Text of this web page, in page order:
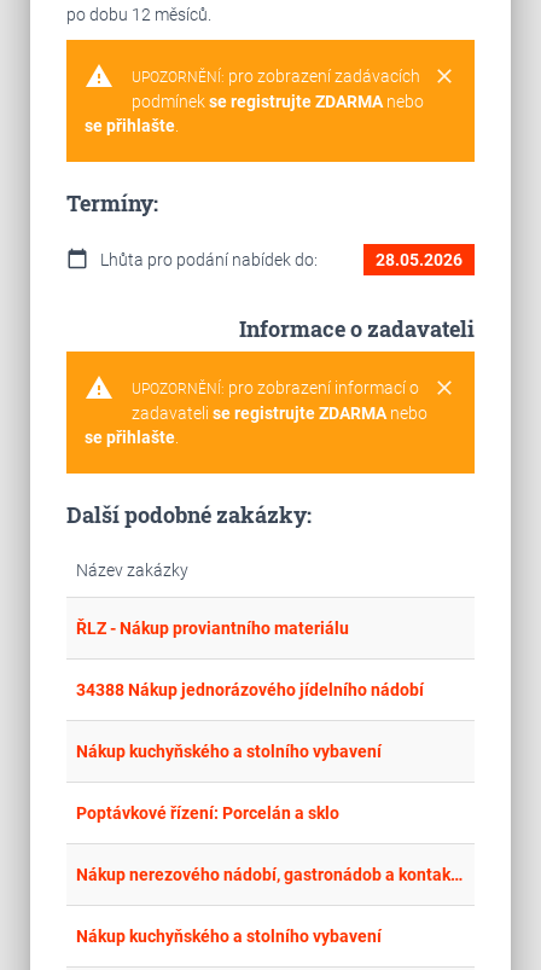
po dobu 12 měsíců.
warning clear
UPOZORNĚNÍ: pro zobrazení zadávacích
podmínekse registrujte ZDARMAnebo
se přihlašte.
Termíny:
calendar_today Lhůta pro podání nabídek do: 28.05.2026
Informace o zadavateli
warning clear
UPOZORNĚNÍ: pro zobrazení informací o
zadavateli se registrujte ZDARMAnebo
se přihlašte.
Další podobné zakázky:
Název zakázky
ŘLZ - Nákup proviantního materiálu
34388 Nákup jednorázového jídelního nádobí
Nákup kuchyňského a stolního vybavení
Poptávkové řízení: Porcelán a sklo
Nákup nerezového nádobí, gastronádob a kontaktního grilu
Nákup kuchyňského a stolního vybavení